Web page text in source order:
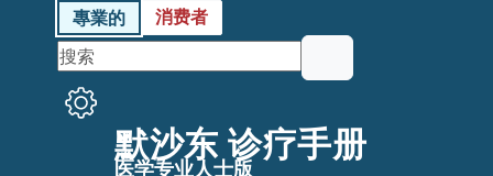
專業的 消费者
默沙东 诊疗手册
医学专业人士版